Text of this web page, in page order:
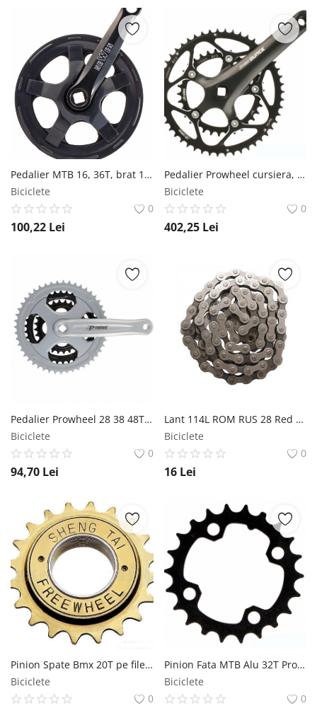
Pedalier MTB 16, 36T, brat 127mm, ax patrat RMS
Biciclete
0
100,22 Lei
Pedalier Prowheel cursiera, 34-50T, aluminiu, ax patrat, 170mm Prowheel
Biciclete
0
402,25 Lei
Pedalier Prowheel 28 38 48T Ax Patrat Alu 170mm Argintiu Prowheel
Biciclete
0
94,70 Lei
Lant 114L ROM RUS 28 Red Star 500KGF MX Biciclete
Biciclete
0
16 Lei
Pinion Spate Bmx 20T pe filet MX Biciclete
Biciclete
0
Pinion Fata MTB Alu 32T Prowheel
Biciclete
0